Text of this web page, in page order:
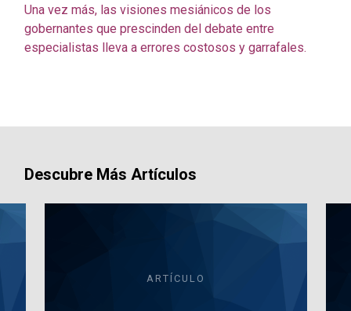
Una vez más, las visiones mesiánicos de los
gobernantes que prescinden del debate entre
especialistas lleva a errores costosos y garrafales.
Descubre Más Artículos
ARTÍCULO